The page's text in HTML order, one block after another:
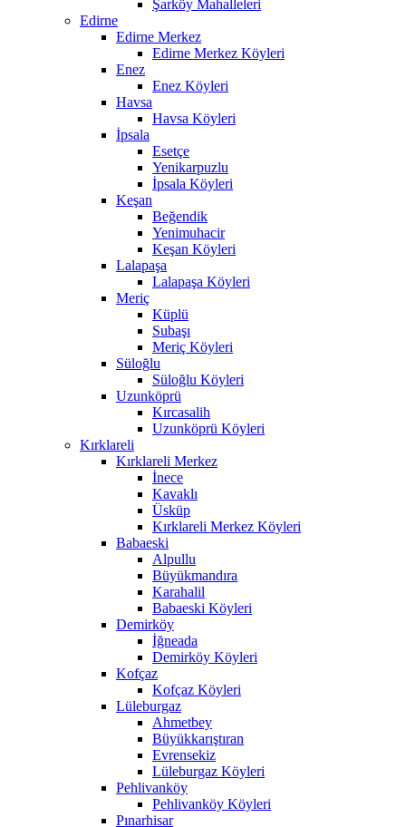
Şarköy Mahalleleri
Edirne
Edirne Merkez
Edirne Merkez Köyleri
Enez
Enez Köyleri
Havsa
Havsa Köyleri
İpsala
Esetçe
Yenikarpuzlu
İpsala Köyleri
Keşan
Beğendik
Yenimuhacir
Keşan Köyleri
Lalapaşa
Lalapaşa Köyleri
Meriç
Küplü
Subaşı
Meriç Köyleri
Süloğlu
Süloğlu Köyleri
Uzunköprü
Kırcasalih
Uzunköprü Köyleri
Kırklareli
Kırklareli Merkez
İnece
Kavaklı
Üsküp
Kırklareli Merkez Köyleri
Babaeski
Alpullu
Büyükmandıra
Karahalil
Babaeski Köyleri
Demirköy
İğneada
Demirköy Köyleri
Kofçaz
Kofçaz Köyleri
Lüleburgaz
Ahmetbey
Büyükkarıştıran
Evrensekiz
Lüleburgaz Köyleri
Pehlivanköy
Pehlivanköy Köyleri
Pınarhisar